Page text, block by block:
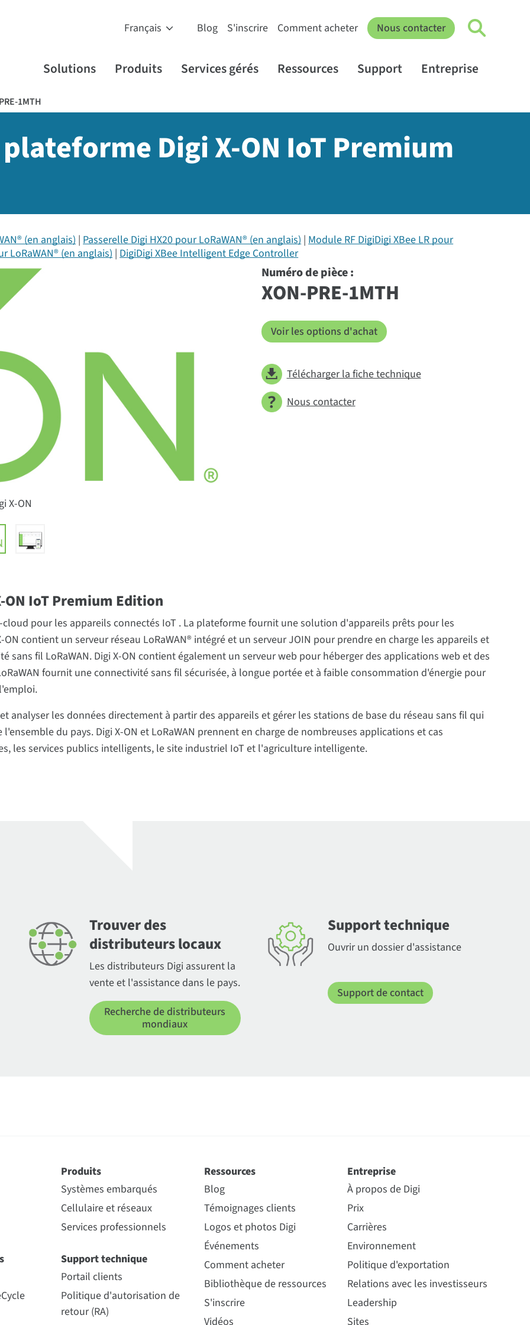
Blog S'inscrire Comment acheter Nous contacter
Solutions Produits Services gérés Ressources Support Entreprise
1MTH
Digi X-ON IoT Premium
(en anglais) Passerelle Digi HX20 pour LoRaWAN® (en anglais) Module RF DigiDigi XBee LR pour
LoRaWAN® (en anglais) DigiDigi XBee Intelligent Edge Controller
X-ON
Numéro de pièce :
XON-PRE-1MTH
Voir les options d'achat
Télécharger la fiche technique
Nous contacter
IoT Premium Edition
pour les appareils connectés IoT . La plateforme fournit une solution d'appareils prêts pour les
contient un serveur réseau LoRaWAN® intégré et un serveur JOIN pour prendre en charge les appareils et
fil LoRaWAN. Digi X-ON contient également un serveur web pour héberger des applications web et des
fournit une connectivité sans fil sécurisée, à longue portée et à faible consommation d'énergie pour
analyser les données directement à partir des appareils et gérer les stations de base du réseau sans fil qui
du pays. Digi X-ON et LoRaWAN prennent en charge de nombreuses applications et cas
les services publics intelligents, le site industriel IoT et l'agriculture intelligente.
Trouver des
distributeurs locaux
Les distributeurs Digi assurent la
vente et l'assistance dans le pays.
Recherche de distributeurs
mondiaux
Support technique
Ouvrir un dossier d'assistance
Support de contact
Produits
Systèmes embarqués
Cellulaire et réseaux
Services professionnels
Support technique
Portail clients
Politique d'autorisation de
retour (RA)
Ressources
Blog
Témoignages clients
Logos et photos Digi
Événements
Comment acheter
Bibliothèque de ressources
S'inscrire
Vidéos
Entreprise
À propos de Digi
Prix
Carrières
Environnement
Politique d'exportation
Relations avec les investisseurs
Leadership
Sites